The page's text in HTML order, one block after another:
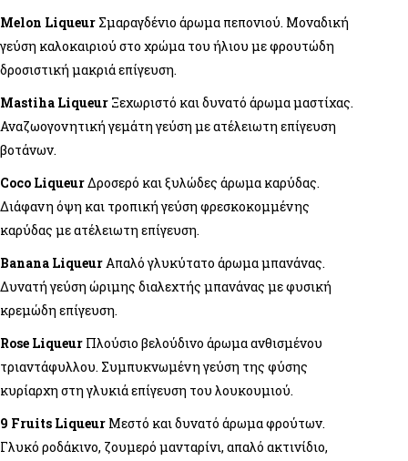
Melon Liqueur Σμαραγδένιο άρωμα πεπονιού. Μοναδική
γεύση καλοκαιριού στο χρώμα του ήλιου με φρουτώδη
δροσιστική μακριά επίγευση.
Mastiha Liqueur Ξεχωριστό και δυνατό άρωμα μαστίχας.
Αναζωογονητική γεμάτη γεύση με ατέλειωτη επίγευση
βοτάνων.
Coco LiqueurΔροσερό και ξυλώδες άρωμα καρύδας.
Διάφανη όψη και τροπική γεύση φρεσκοκομμένης
καρύδας με ατέλειωτη επίγευση.
Banana LiqueurΑπαλό γλυκύτατο άρωμα μπανάνας.
Δυνατή γεύση ώριμης διαλεχτής μπανάνας με φυσική
κρεμώδη επίγευση.
Rose Liqueur Πλούσιο βελούδινο άρωμα ανθισμένου
τριαντάφυλλου. Συμπυκνωμένη γεύση της φύσης
κυρίαρχη στη γλυκιά επίγευση του λουκουμιού.
9 Fruits Liqueur Μεστό και δυνατό άρωμα φρούτων.
Γλυκό ροδάκινο, ζουμερό μανταρίνι, απαλό ακτινίδιο,